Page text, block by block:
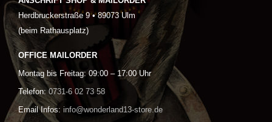
Herdbruckerstraße 9 • 89073 Ulm
(beim Rathausplatz)
OFFICE MAILORDER
Montag bis Freitag: 09:00 – 17:00 Uhr
Telefon: 0731-6 02 73 58
Email Infos: info@wonderland13-store.de